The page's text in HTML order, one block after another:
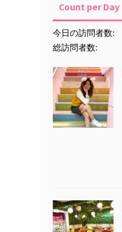
Count per Day
今日の訪問者数:
総訪問者数: